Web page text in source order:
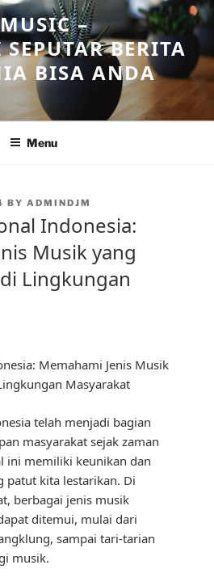
–
BERITA
BISA ANDA
Menu
BY ADMINDJM
Indonesia:
Musik yang
Lingkungan
Memahami Jenis Musik
Masyarakat
telah menjadi bagian
masyarakat sejak zaman
ini memiliki keunikan dan
patut kita lestarikan. Di
berbagai jenis musik
ditemui, mulai dari
sampai tari-tarian
musik.